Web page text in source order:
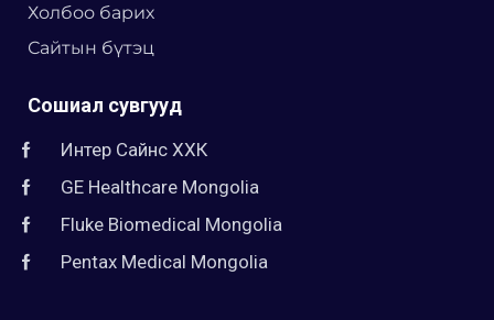
Холбоо барих
Сайтын бүтэц
Сошиал сувгууд
Интер Сайнс ХХК
GE Healthcare Mongolia
Fluke Biomedical Mongolia
Pentax Medical Mongolia